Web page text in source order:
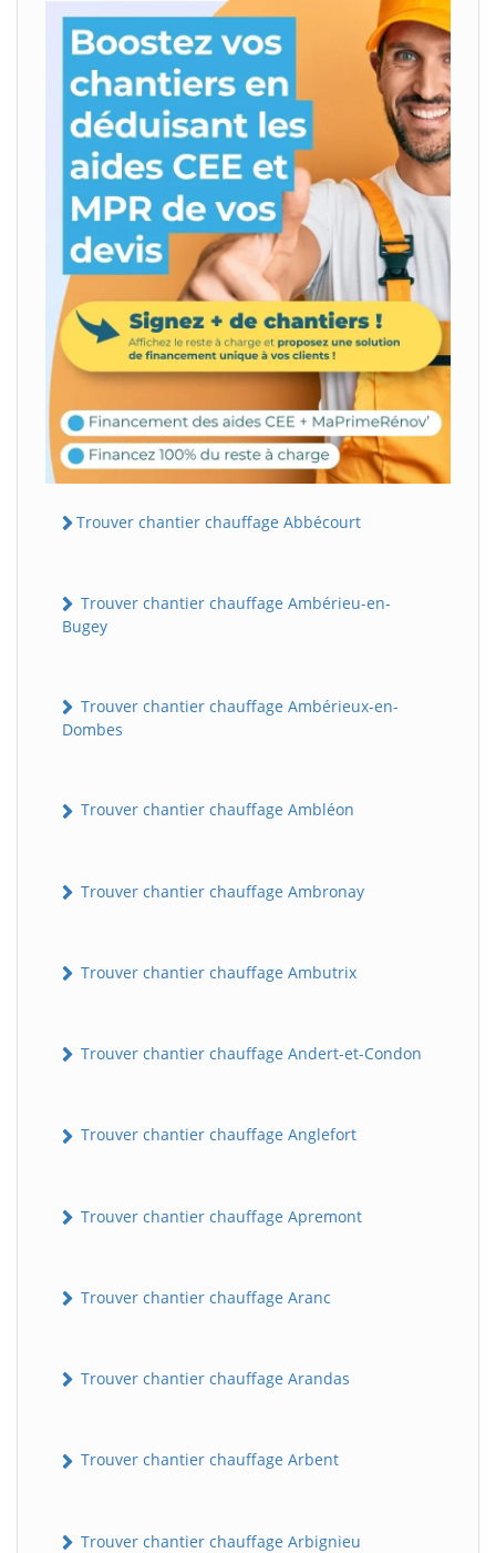
Trouver chantier chauffage Abbécourt
Trouver chantier chauffage Ambérieu-en-
Bugey
Trouver chantier chauffage Ambérieux-en-
Dombes
Trouver chantier chauffage Ambléon
Trouver chantier chauffage Ambronay
Trouver chantier chauffage Ambutrix
Trouver chantier chauffage Andert-et-Condon
Trouver chantier chauffage Anglefort
Trouver chantier chauffage Apremont
Trouver chantier chauffage Aranc
Trouver chantier chauffage Arandas
Trouver chantier chauffage Arbent
Trouver chantier chauffage Arbignieu